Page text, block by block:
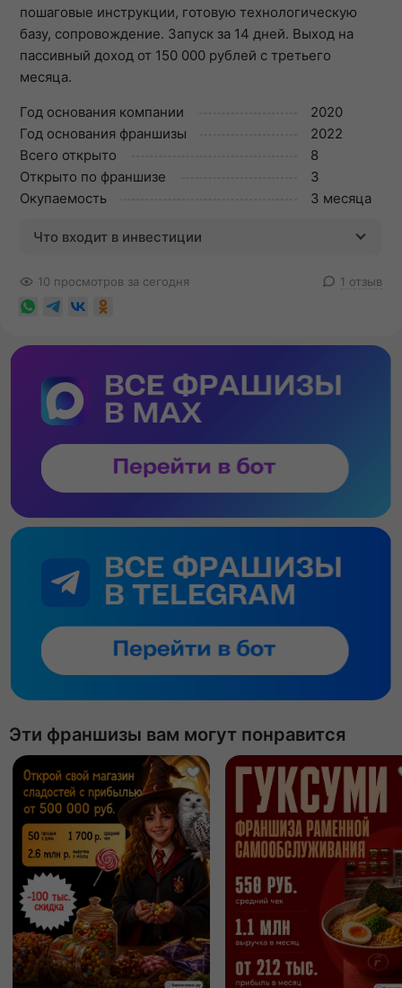
пошаговые инструкции, готовую технологическую
базу, сопровождение. Запуск за 14 дней. Выход на
пассивный доход от 150 000 рублей с третьего
месяца.
Год основания компании
2020
Год основания франшизы
2022
Всего открыто
8
Открыто по франшизе
3
Окупаемость
3 месяца
Что входит в инвестиции
10 просмотров за сегодня 1 отзыв
Эти франшизы вам могут понравится